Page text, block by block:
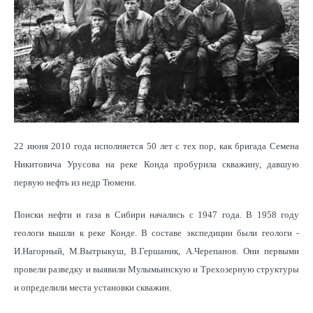
22 июня 2010 года исполняется 50 лет с тех пор, как бригада Семена
Никитовича Урусова на реке Конда пробурила скважину, давшую
первую нефть из недр Тюмени.
Поиски нефти и газа в Сибири начались с 1947 года. В 1958 году
геологи вышли к реке Конде. В составе экспедиции были геологи -
И.Нагорный, М.Вытрыкуш, В.Гершаник, А.Черепанов. Они первыми
провели разведку и выявили Мулымьинскую и Трехозерную структуры
и определили места установки скважин.